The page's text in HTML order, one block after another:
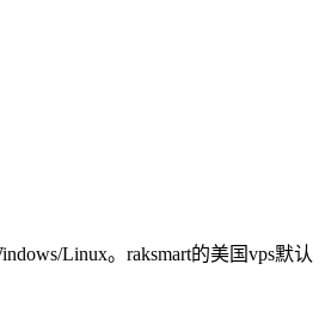
Linux。raksmart的美国vps默认